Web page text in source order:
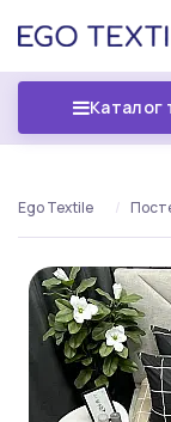
Каталог
Ego Textile